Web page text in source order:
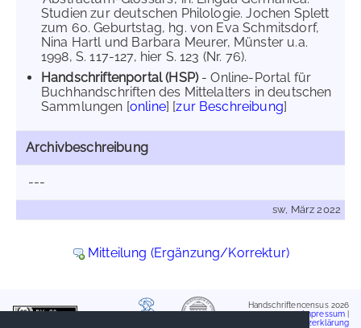
Studien zur deutschen Philologie. Jochen Splett
zum 60. Geburtstag, hg. von Eva Schmitsdorf,
Nina Hartl und Barbara Meurer, Münster u.a.
1998, S. 117-127, hier S. 123 (Nr. 76).
Handschriftenportal (HSP)- Online-Portal für
Buchhandschriften des Mittelalters in deutschen
Sammlungen [online] [zur Beschreibung]
Archivbeschreibung
---
sw, März 2022
Mitteilung (Ergänzung/Korrektur)
Handschriftencensus 2026
Impressum
Datenschutzerklärung